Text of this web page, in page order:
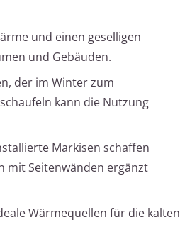
und einen geselligen
und Gebäuden.
der im Winter zum
kann die Nutzung
Markisen schaffen
mit Seitenwänden ergänzt
Wärmequellen für die kalten